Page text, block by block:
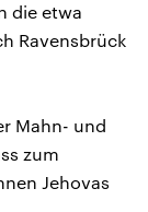
die etwa
Ravensbrück
Mahn- und
zum
Jehovas